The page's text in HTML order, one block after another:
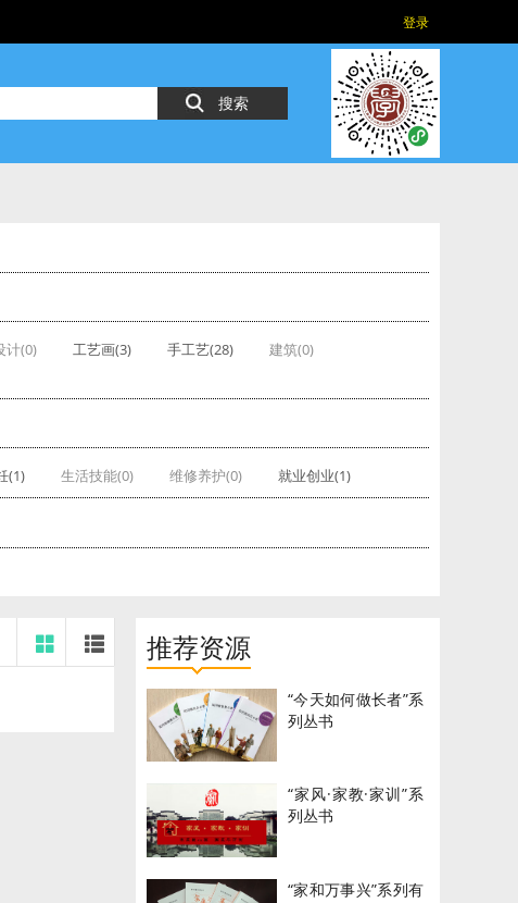
登录
搜索
计(0) 工艺画(3) 手工艺(28)
建筑(0)
(1) 生活技能(0) 维修养护(0) 就业创业(1)
推荐资源
“今天如何做长者”系
列丛书
“家风·家教·家训”系
列丛书
“家和万事兴”系列有